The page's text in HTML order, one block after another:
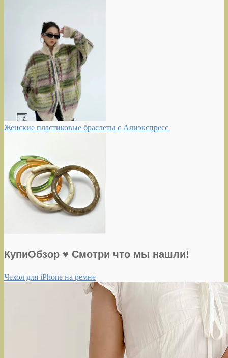
Женские пластиковые браслеты с Алиэкспресс
КупиОбзор ♥ Смотри что мы нашли!
Чехол для iPhone на ремне